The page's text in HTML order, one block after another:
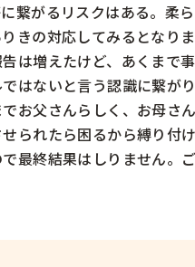
繋がるリスクはある。柔
きの対応してみるとなり
は増えたけど、あくまで
はないと言う認識に繋がり
お父さんらしく、お母さ
られたら困るから縛り付
最終結果はしりません。